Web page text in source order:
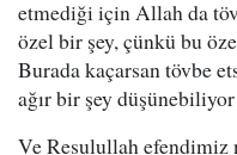
etmediği için Allah da
özel bir şey, çünkü bu
Burada kaçarsan tövbe
ağır bir şey
Ve Resulullah